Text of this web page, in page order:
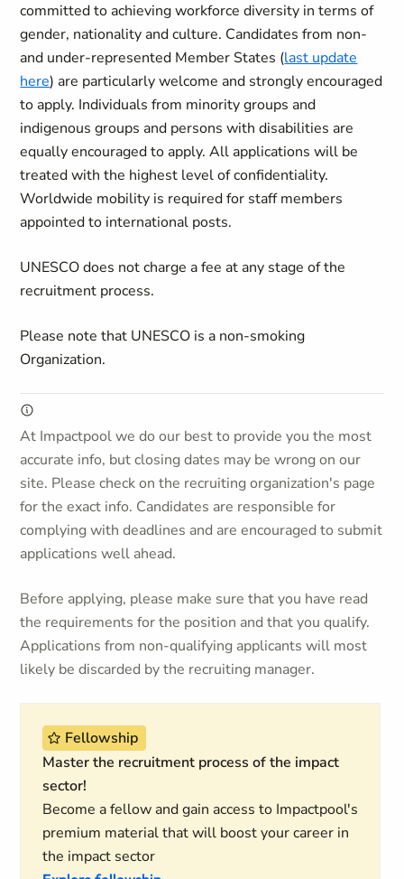
committed to achieving workforce diversity in terms of
gender, nationality and culture. Candidates from non-
and under-represented Member States (last update
here) are particularly welcome and strongly encouraged
to apply. Individuals from minority groups and
indigenous groups and persons with disabilities are
equally encouraged to apply. All applications will be
treated with the highest level of confidentiality.
Worldwide mobility is required for staff members
appointed to international posts.
UNESCO does not charge a fee at any stage of the
recruitment process.
Please note that UNESCO is a non-smoking
Organization.
At Impactpool we do our best to provide you the most
accurate info, but closing dates may be wrong on our
site. Please check on the recruiting organization's page
for the exact info. Candidates are responsible for
complying with deadlines and are encouraged to submit
applications well ahead.
Before applying, please make sure that you have read
the requirements for the position and that you qualify.
Applications from non-qualifying applicants will most
likely be discarded by the recruiting manager.
Fellowship
Master the recruitment process of the impact
sector!
Become a fellow and gain access to Impactpool's
premium material that will boost your career in
the impact sector